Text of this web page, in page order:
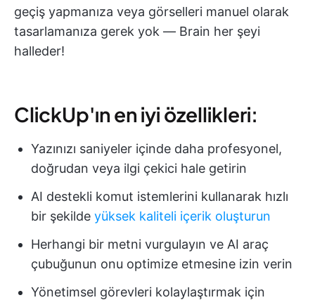
geçiş yapmanıza veya görselleri manuel olarak
tasarlamanıza gerek yok — Brain her şeyi
halleder!
ClickUp'ın en iyi özellikleri:
Yazınızı saniyeler içinde daha profesyonel,
doğrudan veya ilgi çekici hale getirin
AI destekli komut istemlerini kullanarak hızlı
bir şekilde yüksek kaliteli içerik oluşturun
Herhangi bir metni vurgulayın ve AI araç
çubuğunun onu optimize etmesine izin verin
Yönetimsel görevleri kolaylaştırmak için